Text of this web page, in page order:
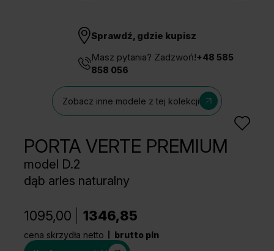
Sprawdź, gdzie kupisz
Masz pytania? Zadzwoń!+48 585
858 056
Zobacz inne modele z tej kolekcji
PORTA VERTE PREMIUM
model D.2
dąb arles naturalny
1095,00 1346,85
cena skrzydła netto
brutto pln